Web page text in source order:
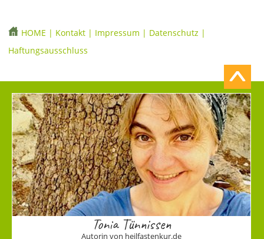
HOME | Kontakt | Impressum | Datenschutz |
Haftungsausschluss
Tonia Tünnissen
Autorin von heilfastenkur.de